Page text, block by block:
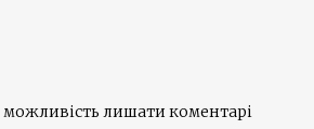
лишати коментарі